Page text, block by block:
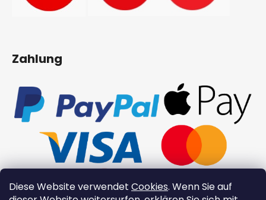
Diese Website verwendet Cookies. Wenn Sie auf
Zahlung